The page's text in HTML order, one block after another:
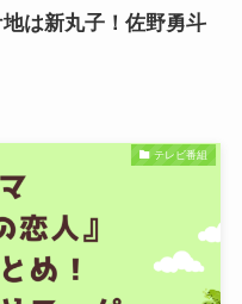
は新丸子！佐野勇斗
テレビ番組